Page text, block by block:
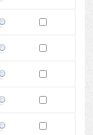
Pokaż podgląd wersji z dnia
Zaznacz wersję do
Pokaż podgląd wersji z dnia
Zaznacz wersję do
Pokaż podgląd wersji z dnia
Zaznacz wersję do
Pokaż podgląd wersji z dnia
Zaznacz wersję do
Pokaż podgląd wersji z dnia
Zaznacz wersję do